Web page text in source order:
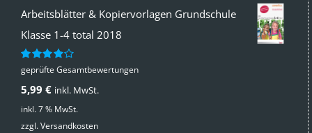
Arbeitsblätter & Kopiervorlagen Grundschule
Klasse 1-4 total 2018
Bewertet
von 5
geprüfte Gesamtbewertungen
5,99 € inkl. MwSt.
inkl. 7 % MwSt.
zzgl.Versandkosten